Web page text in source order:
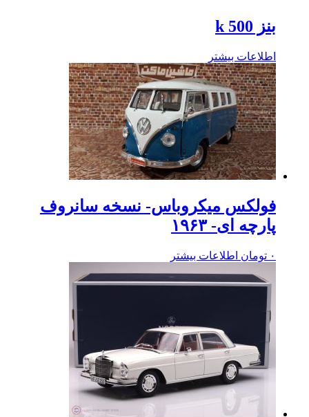
بنز k 500
اطلاعات بیشتر
فولکس میکروباس- نسخه سانروف
پارچه ای- ۱۹۶۳
۰ تومان اطلاعات بیشتر